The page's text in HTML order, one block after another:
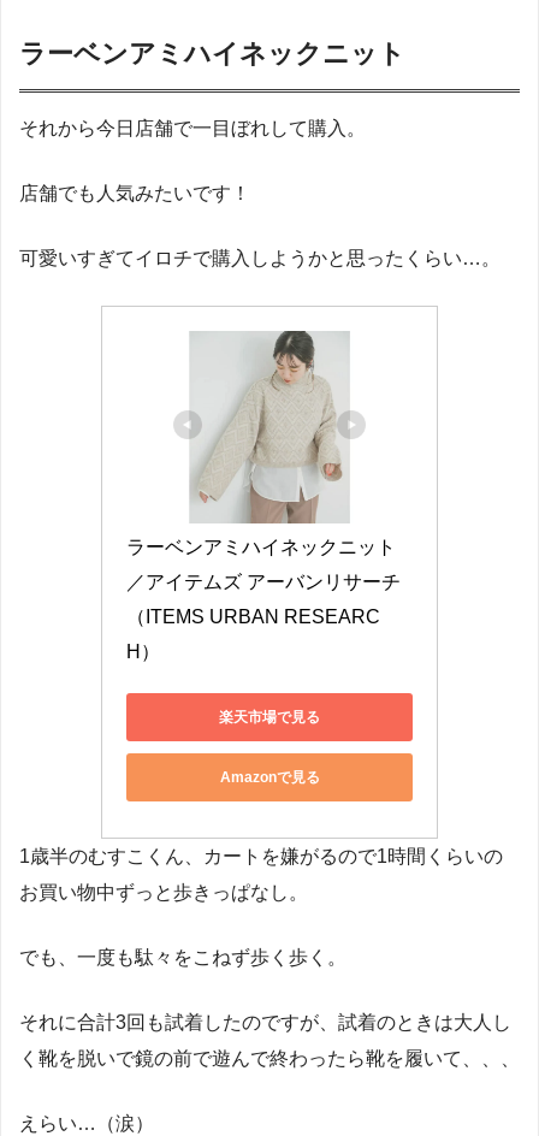
ラーベンアミハイネックニット
それから今日店舗で一目ぼれして購入。
店舗でも人気みたいです！
可愛いすぎてイロチで購入しようかと思ったくらい…。
ラーベンアミハイネックニット
／アイテムズ アーバンリサーチ
（ITEMS URBAN RESEARC
H）
楽天市場で見る
Amazonで見る
1歳半のむすこくん、カートを嫌がるので1時間くらいの
お買い物中ずっと歩きっぱなし。
でも、一度も駄々をこねず歩く歩く。
それに合計3回も試着したのですが、試着のときは大人し
く靴を脱いで鏡の前で遊んで終わったら靴を履いて、、、
えらい…（涙）